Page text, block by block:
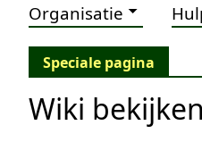
Organisatie
Speciale pagina
Wiki bekijken